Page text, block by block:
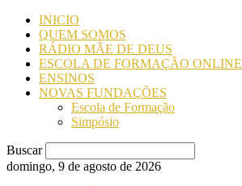
INICIO
QUEM SOMOS
RÁDIO MÃE DE DEUS
ESCOLA DE FORMAÇÃO ONLINE
ENSINOS
NOVAS FUNDAÇÕES
Escola de Formação
Simpósio
Buscar
domingo, 9 de agosto de 2026